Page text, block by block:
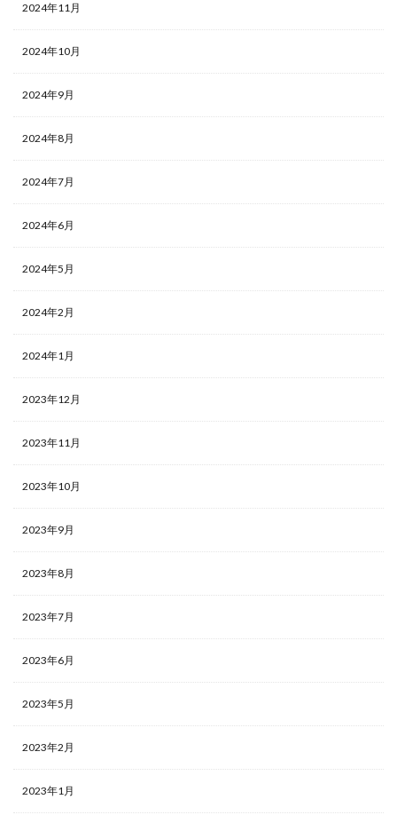
2024年11月
2024年10月
2024年9月
2024年8月
2024年7月
2024年6月
2024年5月
2024年2月
2024年1月
2023年12月
2023年11月
2023年10月
2023年9月
2023年8月
2023年7月
2023年6月
2023年5月
2023年2月
2023年1月